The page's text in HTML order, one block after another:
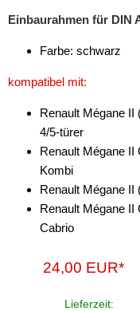
Einbaurahmen für DIN
Farbe: schwarz
kompatibel mit:
Renault Mégane II
4/5-türer
Renault Mégane II
Kombi
Renault Mégane II
Renault Mégane II
Cabrio
24,00 EUR*
Lieferzeit: